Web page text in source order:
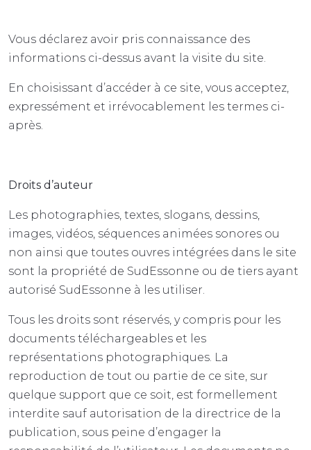
Vous déclarez avoir pris connaissance des
informations ci-dessus avant la visite du site.
En choisissant d’accéder à ce site, vous acceptez,
expressément et irrévocablement les termes ci-
après.
Droits d’auteur
Les photographies, textes, slogans, dessins,
images, vidéos, séquences animées sonores ou
non ainsi que toutes ouvres intégrées dans le site
sont la propriété de SudEssonne ou de tiers ayant
autorisé SudEssonne à les utiliser.
Tous les droits sont réservés, y compris pour les
documents téléchargeables et les
représentations photographiques. La
reproduction de tout ou partie de ce site, sur
quelque support que ce soit, est formellement
interdite sauf autorisation de la directrice de la
publication, sous peine d’engager la